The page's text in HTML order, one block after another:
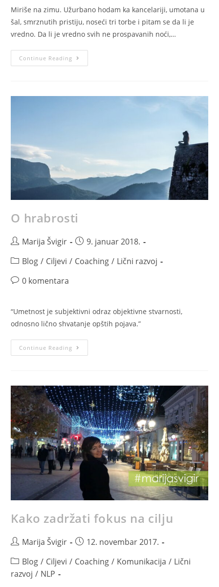
Miriše na zimu. Užurbano hodam ka kancelariji, umotana u
šal, smrznutih pristiju, noseći tri torbe i pitam se da li je
vredno. Da li je vredno svih ne prospavanih noći,…
Continue Reading
O hrabrosti
Marija Švigir
9. januar 2018.
Blog / Ciljevi / Coaching / Lični razvoj
0 komentara
“Umetnost je subjektivni odraz objektivne stvarnosti,
odnosno lično shvatanje opštih pojava.”
Continue Reading
Kako zadržati fokus na cilju
Marija Švigir
12. novembar 2017.
Blog / Ciljevi / Coaching / Komunikacija / Lični
razvoj / NLP